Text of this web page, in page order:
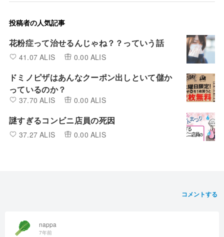
投稿者の人気記事
花粉症って治せるんじゃね？？っていう話
41.07 ALIS 0.00 ALIS
ドミノピザはあんなクーポン出しといて儲か
っているのか？
37.70 ALIS 0.00 ALIS
謎すぎるコンビニ店員の死因
37.27 ALIS 0.00 ALIS
コメントする
nappa
7年前